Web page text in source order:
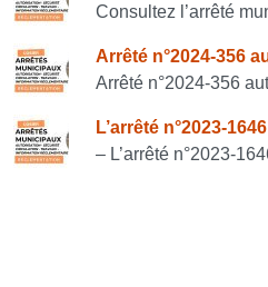
Consultez l’arrêté
Arrêté n°2024-356
Arrêté n°2024-356
L’arrêté n°2023-
– L’arrêté n°2023-